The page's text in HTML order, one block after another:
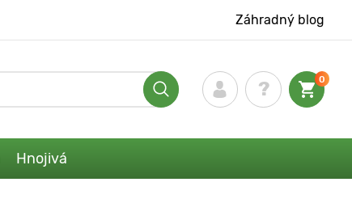
Záhradný blog
0
Hnojivá